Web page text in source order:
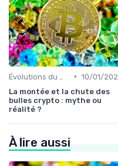
• 10/01/
La montée et la chute des
bulles crypto : mythe ou
réalité ?
À lire aussi